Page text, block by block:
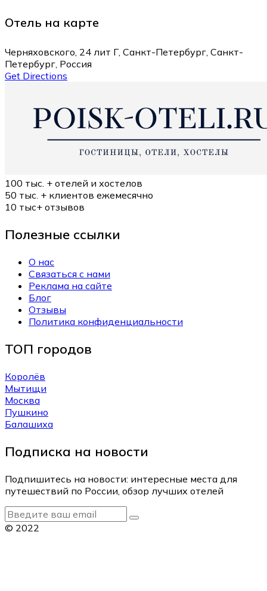
Отель на карте
Черняховского, 24 лит Г, Санкт-Петербург, Санкт-
Петербург, Россия
Get Directions
100 тыс. + отелей и хостелов
50 тыс. + клиентов ежемесячно
10 тыс+ отзывов
Полезные ссылки
О нас
Связаться с нами
Реклама на сайте
Блог
Отзывы
Политика конфиденциальности
ТОП городов
Королёв
Мытищи
Москва
Пушкино
Балашиха
Подписка на новости
Подпишитесь на новости: интересные места для
путешествий по России, обзор лучших отелей
© 2022